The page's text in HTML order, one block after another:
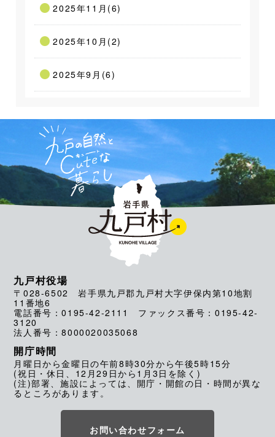
2025年11月(6)
2025年10月(2)
2025年9月(6)
九戸村役場
〒028-6502 岩手県九戸郡九戸村大字伊保内第10地割
11番地6
電話番号：0195-42-2111 ファックス番号：0195-42-
3120
法人番号：8000020035068
開庁時間
月曜日から金曜日の午前8時30分から午後5時15分
(祝日・休日、12月29日から1月3日を除く)
(注)部署、施設によっては、開庁・開館の日・時間が異な
るところがあります。
お問い合わせフォーム